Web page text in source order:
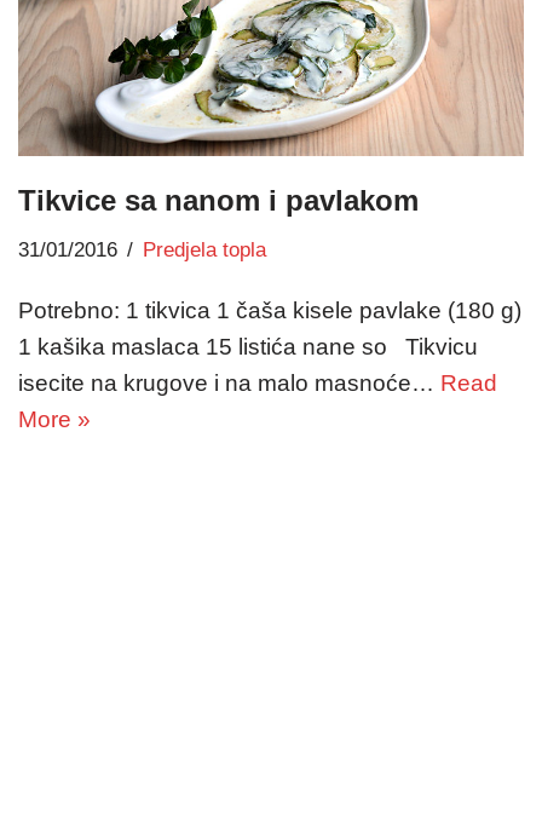
Tikvice sa nanom i pavlakom
31/01/2016 Predjela topla
Potrebno: 1 tikvica 1 čaša kisele pavlake (180 g)
1 kašika maslaca 15 listića nane so Tikvicu
isecite na krugove i na malo masnoće… Read
More »